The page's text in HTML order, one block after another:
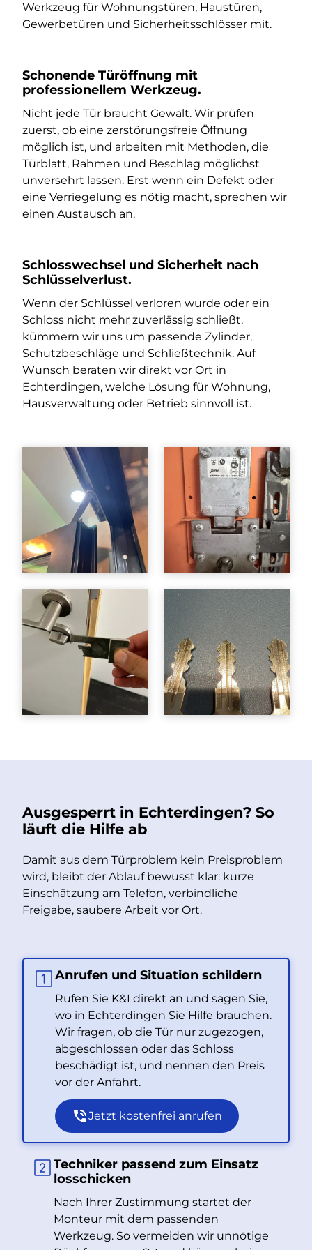
Werkzeug für Wohnungstüren, Haustüren,
Gewerbetüren und Sicherheitsschlösser mit.
Schonende Türöffnung mit
professionellem Werkzeug.
Nicht jede Tür braucht Gewalt. Wir prüfen
zuerst, ob eine zerstörungsfreie Öffnung
möglich ist, und arbeiten mit Methoden, die
Türblatt, Rahmen und Beschlag möglichst
unversehrt lassen. Erst wenn ein Defekt oder
eine Verriegelung es nötig macht, sprechen wir
einen Austausch an.
Schlosswechsel und Sicherheit nach
Schlüsselverlust.
Wenn der Schlüssel verloren wurde oder ein
Schloss nicht mehr zuverlässig schließt,
kümmern wir uns um passende Zylinder,
Schutzbeschläge und Schließtechnik. Auf
Wunsch beraten wir direkt vor Ort in
Echterdingen, welche Lösung für Wohnung,
Hausverwaltung oder Betrieb sinnvoll ist.
Ausgesperrt in Echterdingen? So
läuft die Hilfe ab
Damit aus dem Türproblem kein Preisproblem
wird, bleibt der Ablauf bewusst klar: kurze
Einschätzung am Telefon, verbindliche
Freigabe, saubere Arbeit vor Ort.
Anrufen und Situation schildern
Rufen Sie K&I direkt an und sagen Sie,
wo in Echterdingen Sie Hilfe brauchen.
Wir fragen, ob die Tür nur zugezogen,
abgeschlossen oder das Schloss
beschädigt ist, und nennen den Preis
vor der Anfahrt.
Jetzt kostenfrei anrufen
Techniker passend zum Einsatz
losschicken
Nach Ihrer Zustimmung startet der
Monteur mit dem passenden
Werkzeug. So vermeiden wir unnötige